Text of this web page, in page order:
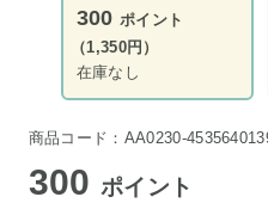
300ポイント
（1,350円）
在庫なし
商品コード：AA0230-
300ポイント